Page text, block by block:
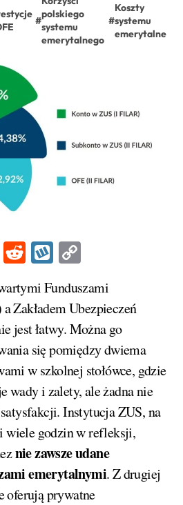
#
polskiego
systemu
emerytalnego
#
Koszty
systemu
emerytalnego
Tumblr
RedditWykop
Funduszami
Zakładem Ubezpieczeń
jest łatwy. Można go
się pomiędzy dwiema
w szkolnej stołówce, gdzie
wady i zalety, ale żadna nie
Instytucja ZUS, na
wiele godzin w refleksji,
nie zawsze udane
emerytalnymi. Z drugiej
oferują prywatne